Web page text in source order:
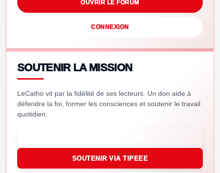
OUVRIR LE FORUM
CONNEXION
SOUTENIR LA MISSION
LeCatho vit par la fidélité de ses lecteurs. Un don aide à
défendre la foi, former les consciences et soutenir le travail
quotidien.
SOUTENIR VIA TIPEEE